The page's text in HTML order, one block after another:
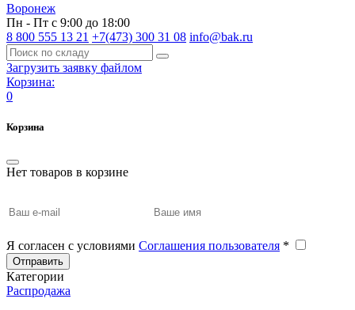
Воронеж
Пн - Пт с 9:00 до 18:00
8 800 555 13 21 +7(473) 300 31 08 info@bak.ru
Загрузить заявку файлом
Корзина:
0
Корзина
Нет товаров в корзине
Я согласен с условиями Соглашения пользователя *
Отправить
Категории
Распродажа